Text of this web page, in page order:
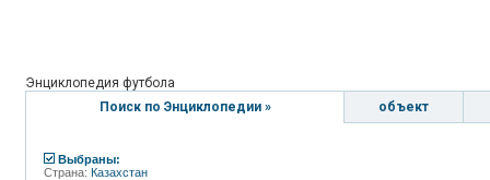
Энциклопедия футбола
Поиск по Энциклопедии »
объект
Выбраны:
Страна: Казахстан